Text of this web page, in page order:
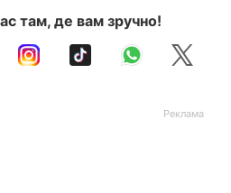
там, де вам зручно!